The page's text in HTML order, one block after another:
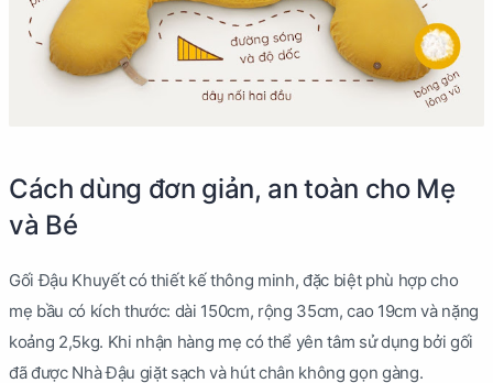
Cách dùng đơn giản, an toàn cho Mẹ
và Bé
Gối Đậu Khuyết có thiết kế thông minh, đặc biệt phù hợp cho
mẹ bầu có kích thước: dài 150cm, rộng 35cm, cao 19cm và nặng
koảng 2,5kg. Khi nhận hàng mẹ có thể yên tâm sử dụng bởi gối
đã được Nhà Đậu giặt sạch và hút chân không gọn gàng.